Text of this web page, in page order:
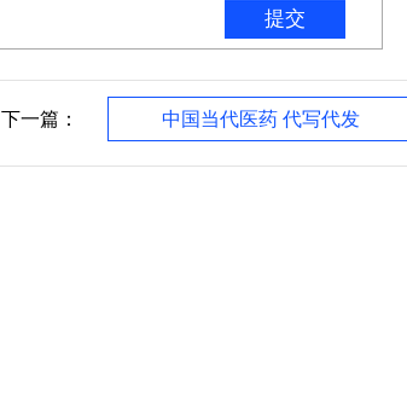
下一篇： 中国当代医药 代写代发